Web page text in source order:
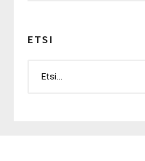
ETSI